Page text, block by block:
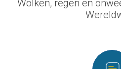
Wolken, regen en